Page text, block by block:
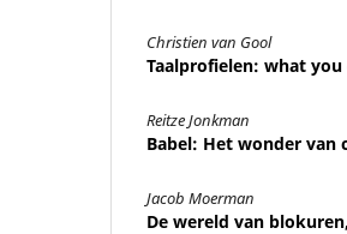
Christien van Gool
Taalprofielen: what
Reitze Jonkman
Babel: Het wonder
Jacob Moerman
De wereld van